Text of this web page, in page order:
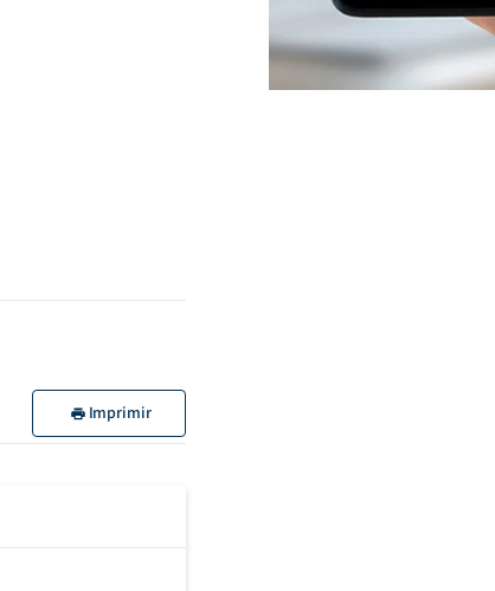
Imprimir